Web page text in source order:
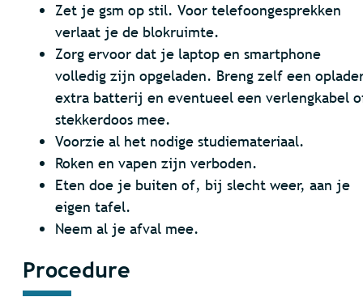
Zet je gsm op stil. Voor telefoongesprekken
verlaat je de blokruimte.
Zorg ervoor dat je laptop en smartphone
volledig zijn opgeladen. Breng zelf een
extra batterij en eventueel een verlengkabel
stekkerdoos mee.
Voorzie al het nodige studiemateriaal.
Roken en vapen zijn verboden.
Eten doe je buiten of, bij slecht weer, aan je
eigen tafel.
Neem al je afval mee.
Procedure